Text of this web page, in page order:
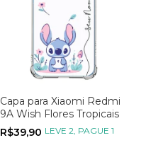
Capa para Xiaomi Redmi
9A Wish Flores Tropicais
R$39,90 LEVE 2, PAGUE 1